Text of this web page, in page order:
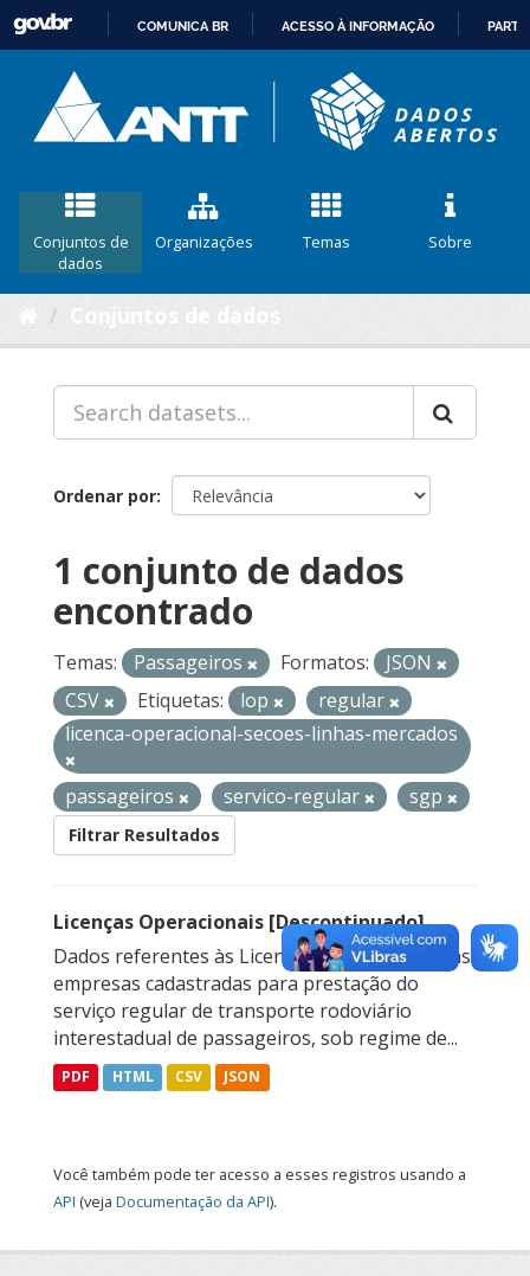
CONTEÚDO
COMUNICA BR ACESSO À INFORMAÇÃO
Conjuntos de
dados
Organizações Temas Sobre
Ordenar por
1 conjunto de dados
encontrado
Temas: Passageiros Formatos:
JSON
CSV
Etiquetas: lop
regular
licenca-operacional-secoes-linhas-mercados
passageiros servico-regular sgp
Filtrar Resultados
Licenças Operacionais [Descontinuado]
Dados referentes às Licenças Operacionais das
empresas cadastradas para prestação do
serviço regular de transporte rodoviário
interestadual de passageiros, sob regime de...
PDF HTML CSV JSON
Você também pode ter acesso a esses registros usando a
API (veja Documentação da API).